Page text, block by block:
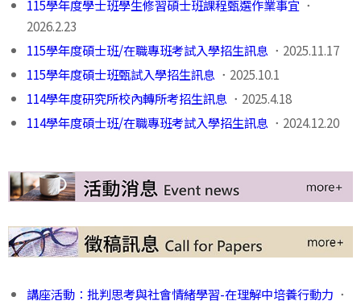
115學年度學士班學生修習碩士班課程甄選作業事宜 ．
2026.2.23
115學年度碩士班/在職專班考試入學招生訊息 ．2025.11.17
115學年度碩士班甄試入學招生訊息 ．2025.10.1
114學年度研究所校內轉所考招生訊息 ．2025.4.18
114學年度碩士班/在職專班考試入學招生訊息 ．2024.12.20
講座活動：批判思考與社會情緒學習-在理解中培養行動力 ．